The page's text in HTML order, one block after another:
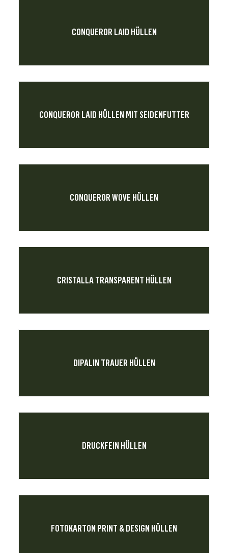
CONQUEROR LAID HÜLLEN
CONQUEROR LAID HÜLLEN MIT SEIDENFUTTER
CONQUEROR WOVE HÜLLEN
CRISTALLA TRANSPARENT HÜLLEN
DIPALIN TRAUER HÜLLEN
DRUCKFEIN HÜLLEN
FOTOKARTON PRINT & DESIGN HÜLLEN